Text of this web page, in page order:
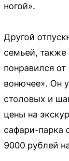
ногой».
Другой
семьей, также
понравился
вонючее». Он
столовых и
цены на
сафари-парка
9000 рублей